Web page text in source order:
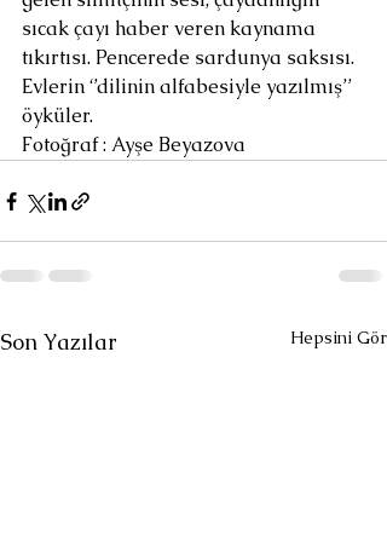
sıcak çayı haber veren kaynama
tıkırtısı. Pencerede sardunya saksısı.
Evlerin ‘’dilinin alfabesiyle yazılmış’’
öyküler.
Fotoğraf : Ayşe Beyazova
Son Yazılar Hepsini Gör